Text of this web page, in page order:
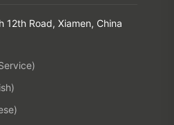
12th Road, Xiamen, China